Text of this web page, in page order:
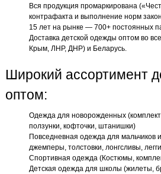
Вся продукция промаркирована
контрафакта и выполнение норм
15 лет на рынке — 700+ постоянных
Доставка детской одежды оптом во
Крым, ЛНР, ДНР) и Беларусь.
Широкий ассортимент
оптом:
Одежда для новорожденных
ползунки, кофточки, штанишки)
Повседневная одежда для мальчиков
джемперы, толстовки, лонгсливы,
Спортивная одежда (Костюмы,
Детская одежда для школы (жилеты,